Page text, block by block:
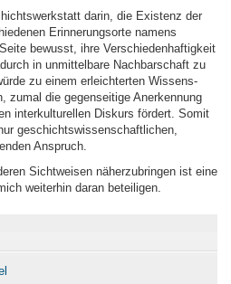
darin, die Existenz der
Erinnerungsorte namens
bewusst, ihre Verschiedenhaftigkeit
in unmittelbare Nachbarschaft zu
zu einem erleichterten Wissens-
zumal die gegenseitige Anerkennung
interkulturellen Diskurs fördert. Somit
geschichtswissenschaftlichen,
Anspruch.
Sichtweisen näherzubringen ist eine
weiterhin daran beteiligen.